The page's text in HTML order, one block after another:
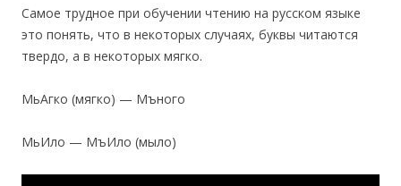
Самое трудное при обучении чтению на русском языке
это понять, что в некоторых случаях, буквы читаются
твердо, а в некоторых мягко.
МьАгко (мягко) — Мъного
МьИло — МъИло (мыло)